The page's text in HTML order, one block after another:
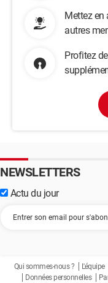
Mettez en
autres
Profitez
NEWSLETTERS
Actu du jour
Qui sommes-nous ? L'équipe
Données personnelles